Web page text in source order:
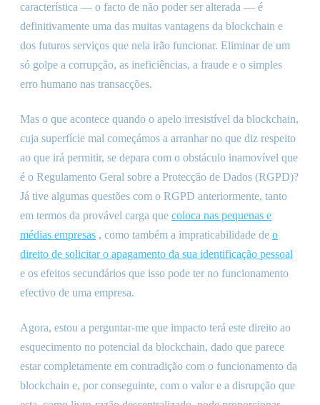
característica — o facto de não poder ser alterada — é
definitivamente uma das muitas vantagens da blockchain e
dos futuros serviços que nela irão funcionar. Eliminar de um
só golpe a corrupção, as ineficiências, a fraude e o simples
erro humano nas transacções.
Mas o que acontece quando o apelo irresistível da blockchain,
cuja superfície mal começámos a arranhar no que diz respeito
ao que irá permitir, se depara com o obstáculo inamovível que
é o Regulamento Geral sobre a Protecção de Dados (RGPD)?
Já tive algumas questões com o RGPD anteriormente, tanto
em termos da provável carga que coloca nas pequenas e
médias empresas , como também a impraticabilidade de o
direito de solicitar o apagamento da sua identificação pessoal
e os efeitos secundários que isso pode ter no funcionamento
efectivo de uma empresa.
Agora, estou a perguntar-me que impacto terá este direito ao
esquecimento no potencial da blockchain, dado que parece
estar completamente em contradição com o funcionamento da
blockchain e, por conseguinte, com o valor e a disrupção que